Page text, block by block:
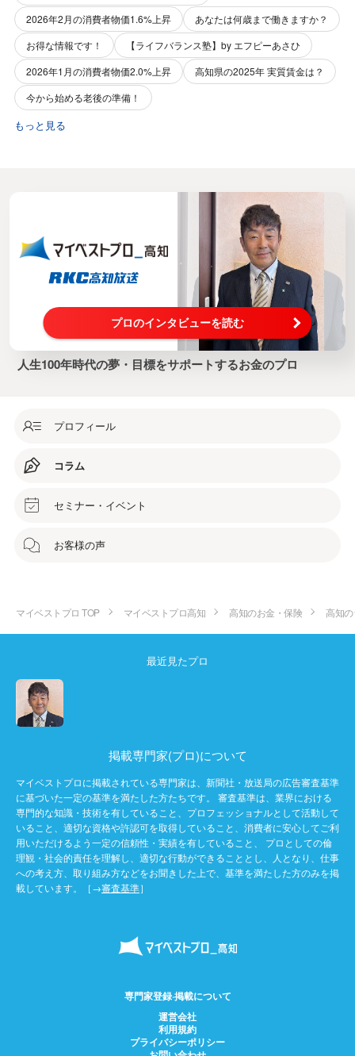
2026年2月の消費者物価1.6%上昇
あなたは何歳まで働きますか？
お得な情報です！
【ライフバランス塾】by エフピーあさひ
2026年1月の消費者物価2.0%上昇
高知県の2025年 実質賃金は？
今から始める老後の準備！
もっと見る
プロのインタビューを読む
人生100年時代の夢・目標をサポートするお金のプロ
プロフィール
コラム
セミナー・イベント
お客様の声
マイベストプロ TOP マイベストプロ高知 高知のお金・保険 高知
最近見たプロ
掲載専門家(プロ)について
マイベストプロに掲載されている専門家は、新聞社・放送局の広告審査基準
に基づいた一定の基準を満たした方たちです。 審査基準は、業界における
専門的な知識・技術を有していること、プロフェッショナルとして活動して
いること、適切な資格や許認可を取得していること、消費者に安心してご利
用いただけるよう一定の信頼性・実績を有していること、 プロとしての倫
理観・社会的責任を理解し、適切な行動ができることとし、人となり、仕事
への考え方、取り組み方などをお聞きした上で、基準を満たした方のみを掲
載しています。［→審査基準］
専門家登録·掲載について
運営会社
利用規約
プライバシーポリシー